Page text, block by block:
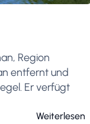
Region
entfernt und
Er verfügt
enthältWeiterlesen